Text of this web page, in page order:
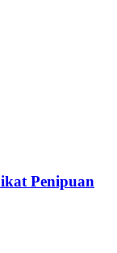
Penipuan